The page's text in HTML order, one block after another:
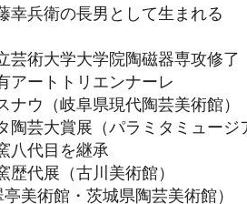
兵衛の長男として生まれる
術大学大学院陶磁器専攻修了
ートトリエンナーレ
ナウ（岐阜県現代陶芸美術館）
芸大賞展（パラミタミュージ
八代目を継承
代展（古川美術館）
美術館・茨城県陶芸美術館）